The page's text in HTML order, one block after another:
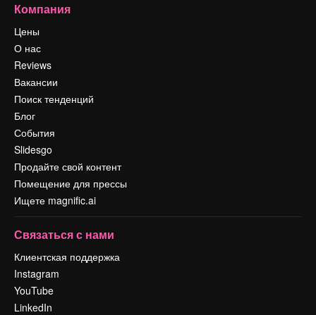
Компания
Цены
О нас
Reviews
Вакансии
Поиск тенденций
Блог
События
Slidesgo
Продайте свой контент
Помещение для прессы
Ищете magnific.ai
Связаться с нами
Клиентская поддержка
Instagram
YouTube
LinkedIn